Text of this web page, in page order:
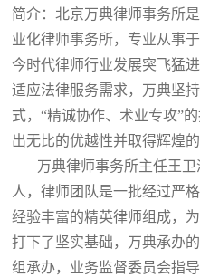
简介：北京万典律师事务所
业化律师事务所，专业从事
今时代律师行业发展突飞猛
适应法律服务需求，万典坚
式，“精诚协作、术业专攻”
出无比的优越性并取得辉煌
万典律师事务所主任王卫
人，律师团队是一批经过严
经验丰富的精英律师组成，
打下了坚实基础，万典承办
组承办，业务监督委员会指